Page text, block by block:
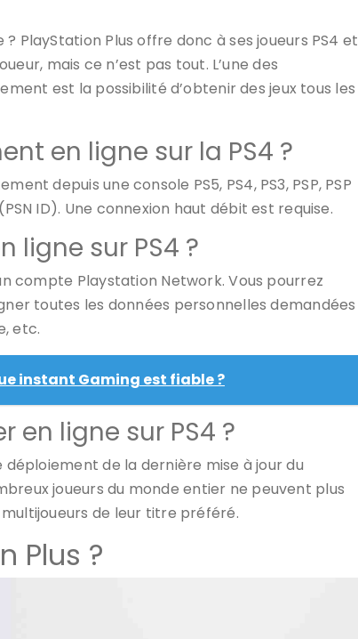
PlayStation Plus offre donc à ses joueurs PS4 et
mais ce n’est pas tout. L’une des
est la possibilité d’obtenir des jeux tous les
en ligne sur la PS4 ?
depuis une console PS5, PS4, PS3, PSP, PSP
ID). Une connexion haut débit est requise.
ligne sur PS4 ?
compte Playstation Network. Vous pourrez
toutes les données personnelles demandées
etc.
instant Gaming est fiable ?
en ligne sur PS4 ?
déploiement de la dernière mise à jour du
joueurs du monde entier ne peuvent plus
de leur titre préféré.
Plus ?